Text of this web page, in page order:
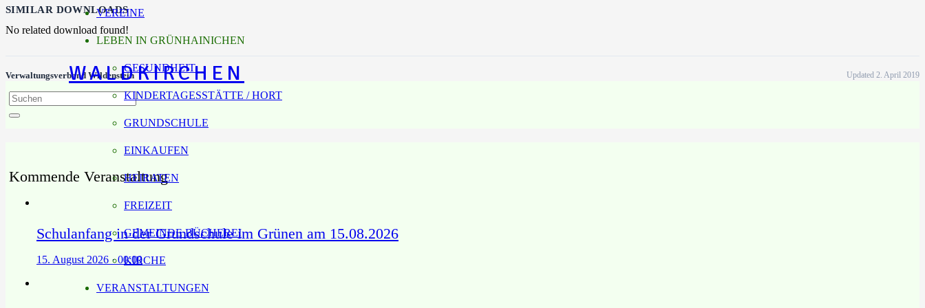
WALDKIRCHEN
VEREINE
LEBEN IN GRÜNHAINICHEN
GESUNDHEIT
KINDERTAGESSTÄTTE / HORT
GRUNDSCHULE
EINKAUFEN
HEIRATEN
FREIZEIT
GEMEINDE BÜCHEREI
KIRCHE
VERANSTALTUNGEN
SIMILAR DOWNLOADS
No related download found!
Verwaltungsverband Wildenstein Updated 2. April 2019
Kommende Veranstaltung
Schulanfang in der Grundschule im Grünen am 15.08.2026
15. August 2026 · 00:00